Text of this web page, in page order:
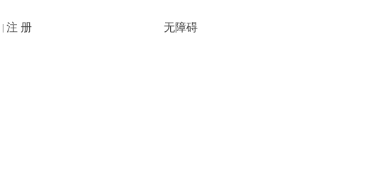
注 册 无障碍